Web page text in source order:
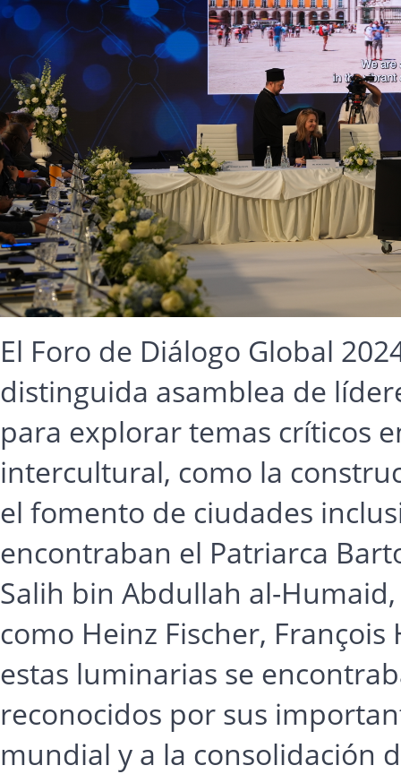
El Foro de Diálogo Global
distinguida asamblea de
para explorar temas críticos
intercultural, como la
el fomento de ciudades
encontraban el Patriarca
Salih bin Abdullah al-
como Heinz Fischer,
estas luminarias se
reconocidos por sus
mundial y a la consolidación